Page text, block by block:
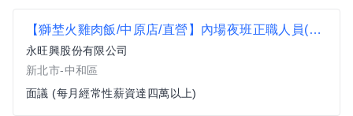
【獅埜火雞肉飯/中原店/直營】內場夜班正職人員(固定8hr)
永旺興股份有限公司
新北市-中和區
面議 (每月經常性薪資達四萬以上)